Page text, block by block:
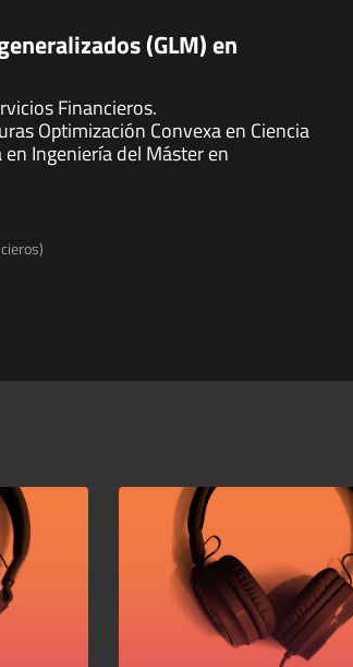
(GLM) en
Financieros.
Optimización Convexa en Ciencia
Ingeniería del Máster en